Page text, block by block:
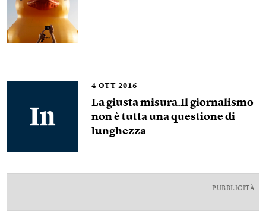
4 OTT 2016
La giusta misura.Il giornalismo
non è tutta una questione di
lunghezza
PUBBLICITÀ